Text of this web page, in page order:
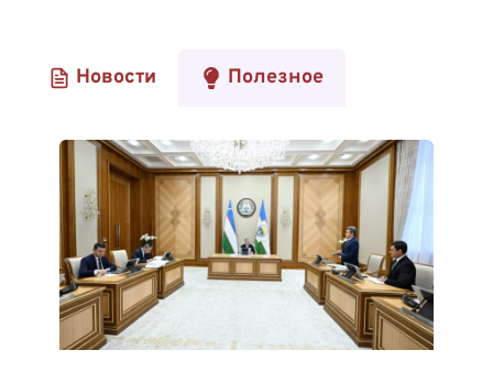
Новости Полезное